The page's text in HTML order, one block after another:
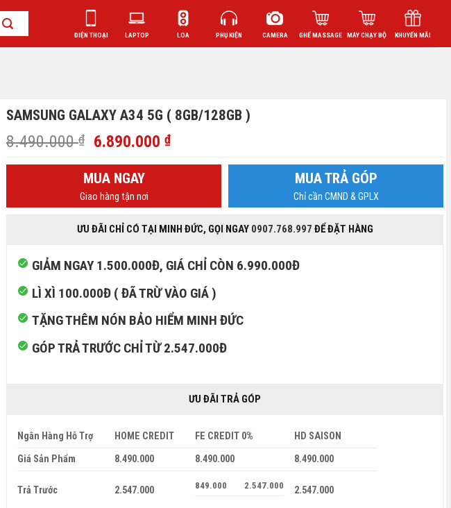
ĐIỆN THOẠI LAPTOP LOA PHỤ KIỆN CAMERA GHẾ MASSAGE MÁY CHẠY BỘ KHUYẾN MÃI
SAMSUNG GALAXY A34 5G ( 8GB/128GB )
8.490.000₫
Giá
là:
8.490.000 ₫.
6.890.000₫Giá
6.890.000 ₫.
MUA NGAY
Giao hàng tận nơi
MUA TRẢ GÓP
Chỉ cần CMND & GPLX
ƯU ĐÃI CHỈ CÓ TẠI MINH ĐỨC, GỌI NGAY 0907.768.997 ĐỂ ĐẶT HÀNG
GIẢM NGAY 1.500.000Đ, GIÁ CHỈ CÒN 6.990.000Đ
LÌ XÌ 100.000Đ ( ĐÃ TRỪ VÀO GIÁ )
TẶNG THÊM NÓN BẢO HIỂM MINH ĐỨC
GÓP TRẢ TRƯỚC CHỈ TỪ 2.547.000Đ
ƯU ĐÃI TRẢ GÓP
Ngân Hàng Hỗ Trợ HOME CREDIT FE CREDIT 0%
HD SAISON
Giá Sản Phẩm
8.490.000 8.490.000 8.490.000
Trả Trước 2.547.000 849.000 2.547.000 2.547.000